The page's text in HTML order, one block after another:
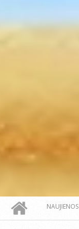
NAUJIENOS